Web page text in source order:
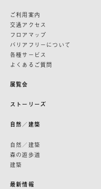
ご利用案内
交通アクセス
フロアマップ
バリアフリーについて
各種サービス
よくあるご質問
展覧会
ストーリーズ
自然／建築
自然／建築
森の遊歩道
建築
最新情報